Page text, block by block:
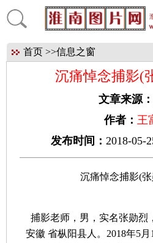
首页>>信息之窗
沉痛悼念捕影(
文章来源：
作者： 王
发布时间： 2018-05-
沉痛悼念捕影(
捕影老师，男，实名张勋烈
安徽 省枞阳县人。2018年5